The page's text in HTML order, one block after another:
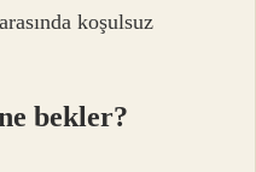
koşulsuz
bekler?